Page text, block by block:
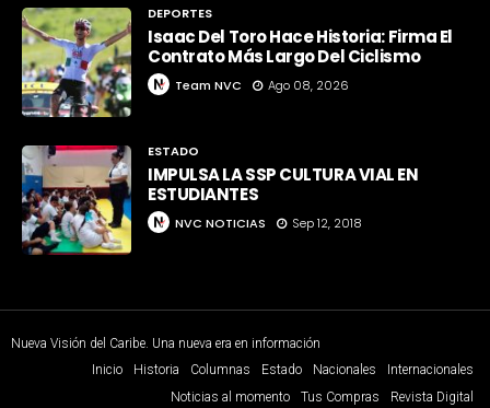
DEPORTES
Isaac Del Toro Hace Historia: Firma El
Contrato Más Largo Del Ciclismo
Team NVC Ago 08, 2026
ESTADO
IMPULSA LA SSP CULTURA VIAL EN
ESTUDIANTES
NVC NOTICIAS Sep 12, 2018
Nueva Visión del Caribe. Una nueva era en información
Inicio
Historia Columnas Estado Nacionales
Internacionales
Noticias al momento
Tus Compras Revista Digital